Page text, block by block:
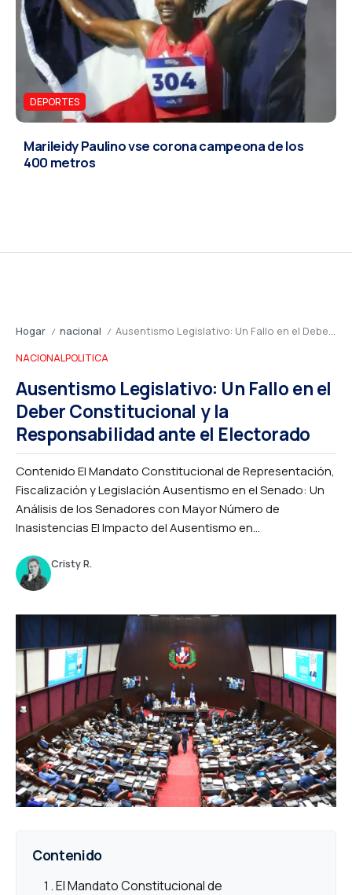
DEPORTES
Marileidy Paulino vse corona campeona de los
400 metros
Hogar / nacional / Ausentismo Legislativo: Un Fallo en el Deber Constitucional y la Responsabilidad ante el Electorado
NACIONALPOLITICA
Ausentismo Legislativo: Un Fallo en el
Deber Constitucional y la
Responsabilidad ante el Electorado
Contenido El Mandato Constitucional de Representación,
Fiscalización y Legislación Ausentismo en el Senado: Un
Análisis de los Senadores con Mayor Número de
Inasistencias El Impacto del Ausentismo en...
Cristy R.
Contenido
El Mandato Constitucional de